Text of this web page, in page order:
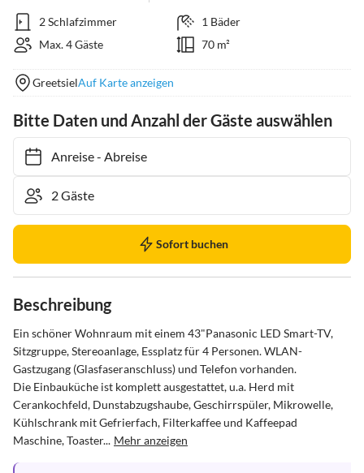
2 Schlafzimmer
1 Bäder
Max. 4 Gäste
70 m²
GreetsielAuf Karte anzeigen
Bitte Daten und Anzahl der Gäste auswählen
Anreise- Abreise
Sofort buchen
Beschreibung
Ein schöner Wohnraum mit einem 43"Panasonic LED Smart-TV,
Sitzgruppe, Stereoanlage, Essplatz für 4 Personen. WLAN-
Gastzugang (Glasfaseranschluss) und Telefon vorhanden.
Die Einbauküche ist komplett ausgestattet, u.a. Herd mit
Cerankochfeld, Dunstabzugshaube, Geschirrspüler, Mikrowelle,
Kühlschrank mit Gefrierfach, Filterkaffee und Kaffeepad
Maschine, Toaster... Mehr anzeigen